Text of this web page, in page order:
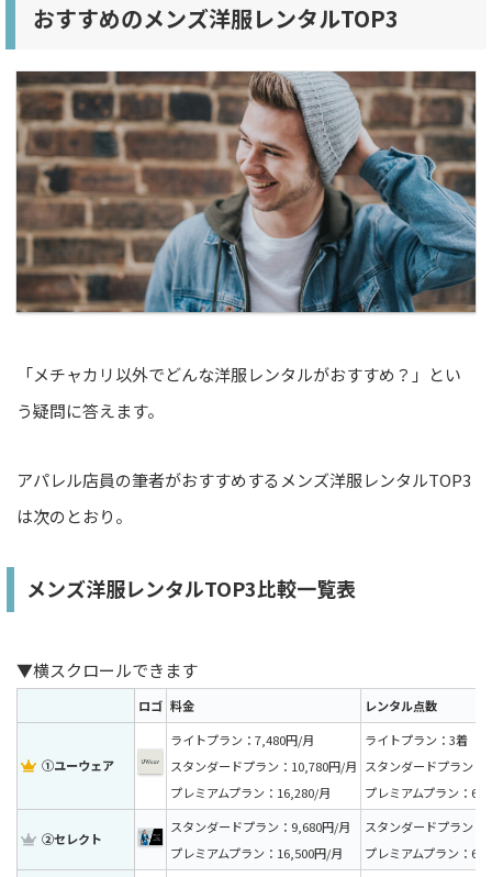
おすすめのメンズ洋服レンタルTOP3
「メチャカリ以外でどんな洋服レンタルがおすすめ？」とい
う疑問に答えます。
アパレル店員の筆者がおすすめするメンズ洋服レンタルTOP3
は次のとおり。
メンズ洋服レンタルTOP3比較一覧表
▼横スクロールできます
ロゴ 料金 レンタル点数
①ユーウェア
ライトプラン：7,480円/月
スタンダードプラン：10,780円/月
プレミアムプラン：16,280/月
ライトプラン：3着
スタンダードプラン：
プレミアムプラン：6着
②セレクト
スタンダードプラン：9,680円/月
プレミアムプラン：16,500円/月
スタンダードプラン：
プレミアムプラン：6着